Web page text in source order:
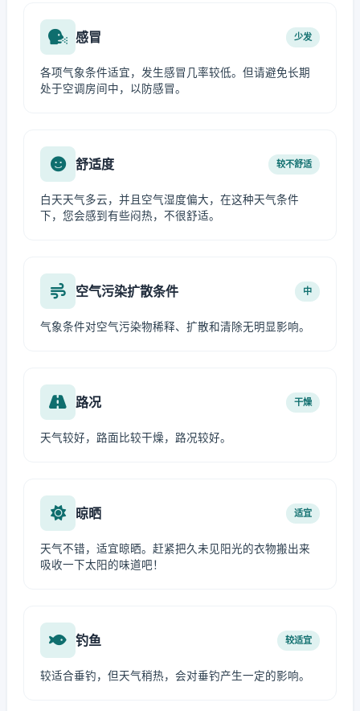
感冒 少发
各项气象条件适宜，发生感冒几率较低。但请避免长期
处于空调房间中，以防感冒。
舒适度 较不舒适
白天天气多云，并且空气湿度偏大，在这种天气条件
下，您会感到有些闷热，不很舒适。
空气污染扩散条件 中
气象条件对空气污染物稀释、扩散和清除无明显影响。
路况 干燥
天气较好，路面比较干燥，路况较好。
晾晒 适宜
天气不错，适宜晾晒。赶紧把久未见阳光的衣物搬出来
吸收一下太阳的味道吧！
钓鱼 较适宜
较适合垂钓，但天气稍热，会对垂钓产生一定的影响。